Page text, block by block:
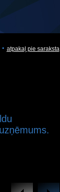
atpakaļ pie saraksta